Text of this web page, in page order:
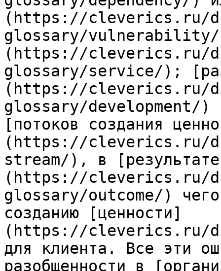
(https://cleverics.ru/
glossary/vulnerability/)
(https://cleverics.ru/
glossary/service/);
(https://cleverics.ru/
glossary/development/)
[потоков создания
(https://cleverics.ru/
stream/), в
(https://cleverics.ru/
glossary/outcome/) чего
созданию [ценности]
(https://cleverics.ru/
для клиента. Все эти
разобщенности в